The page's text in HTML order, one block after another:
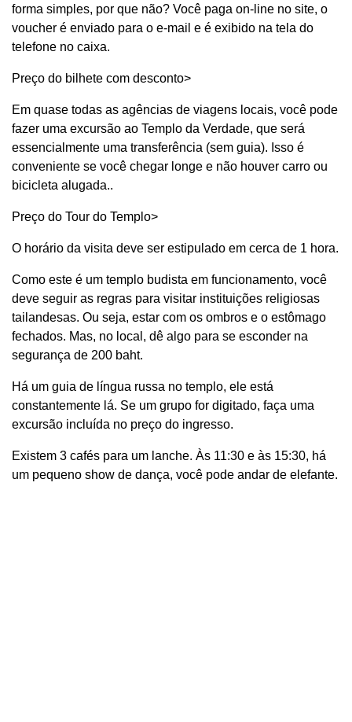
forma simples, por que não? Você paga on-line no site, o
voucher é enviado para o e-mail e é exibido na tela do
telefone no caixa.
Preço do bilhete com desconto>
Em quase todas as agências de viagens locais, você pode
fazer uma excursão ao Templo da Verdade, que será
essencialmente uma transferência (sem guia). Isso é
conveniente se você chegar longe e não houver carro ou
bicicleta alugada..
Preço do Tour do Templo>
O horário da visita deve ser estipulado em cerca de 1 hora.
Como este é um templo budista em funcionamento, você
deve seguir as regras para visitar instituições religiosas
tailandesas. Ou seja, estar com os ombros e o estômago
fechados. Mas, no local, dê algo para se esconder na
segurança de 200 baht.
Há um guia de língua russa no templo, ele está
constantemente lá. Se um grupo for digitado, faça uma
excursão incluída no preço do ingresso.
Existem 3 cafés para um lanche. Às 11:30 e às 15:30, há
um pequeno show de dança, você pode andar de elefante.